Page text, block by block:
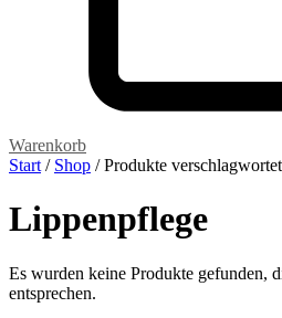
Warenkorb
Start / Shop / Produkte
Lippenpflege
Es wurden keine Produkte gefunden,
entsprechen.